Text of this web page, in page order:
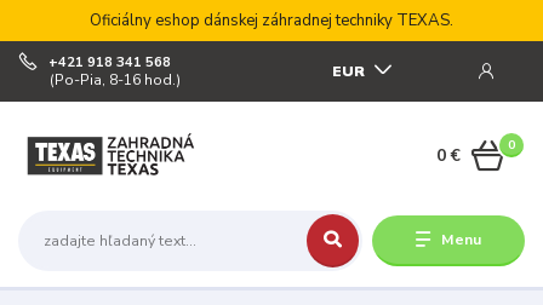
Oficiálny eshop dánskej záhradnej techniky TEXAS.
Menu
EUR
+421 918 341 568
(Po-Pia, 8-16 hod.)
0
0 €